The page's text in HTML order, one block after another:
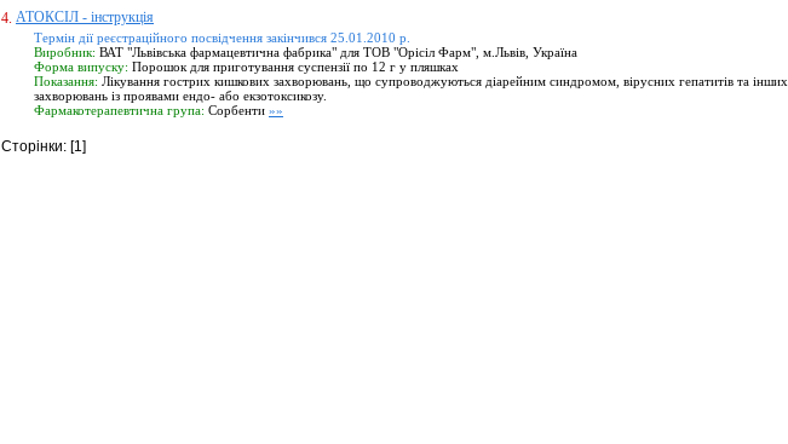
4. АТОКСІЛ - інструкція
Термін дії реєстраційного посвідчення закінчився 25.01.2010 р.
Виробник: ВАТ "Львівська фармацевтична фабрика" для ТОВ "Орісіл Фарм", м.Львів, Україна
Форма випуску: Порошок для приготування суспензії по 12 г у пляшках
Показання: Лікування гострих кишкових захворювань, що супроводжуються діарейним синдромом, вірусних гепатитів та інших
захворювань із проявами ендо- або екзотоксикозу.
Фармакотерапевтична група: Сорбенти »»
Сторінки: [1]